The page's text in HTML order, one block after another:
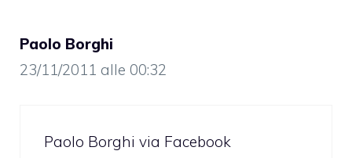
Paolo Borghi
23/11/2011 alle 00:32
Paolo Borghi via Facebook